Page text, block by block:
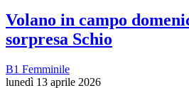
Volano in campo
sorpresa Schio
B1 Femminile
lunedì 13 aprile 2026